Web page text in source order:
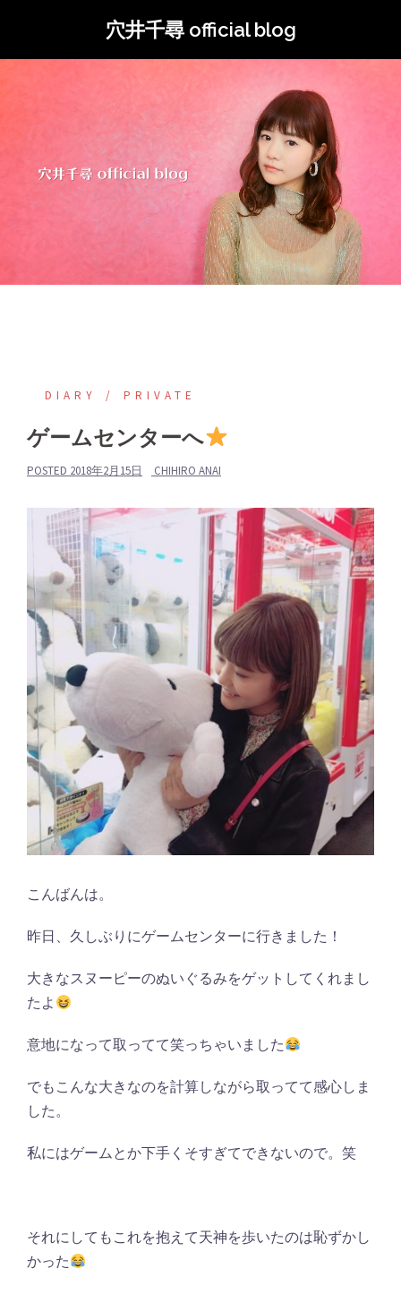
テ
穴井千尋 official blog
DIARY PRIVATE
ゲームセンターへ
POSTED 2018年2月15日 CHIHIRO ANAI
こんばんは。
昨日、久しぶりにゲームセンターに行きました！
大きなスヌーピーのぬいぐるみをゲットしてくれまし
たよ
意地になって取ってて笑っちゃいました
でもこんな大きなのを計算しながら取ってて感心しま
した。
私にはゲームとか下手くそすぎてできないので。笑
それにしてもこれを抱えて天神を歩いたのは恥ずかし
かった